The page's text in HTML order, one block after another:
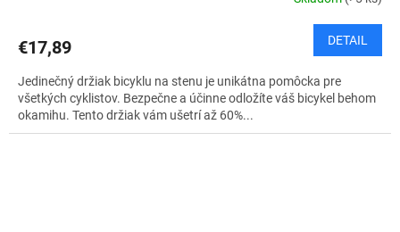
€17,89 DETAIL
Jedinečný držiak bicyklu na stenu je unikátna pomôcka pre
všetkých cyklistov. Bezpečne a účinne odložíte váš bicykel behom
okamihu. Tento držiak vám ušetrí až 60%...